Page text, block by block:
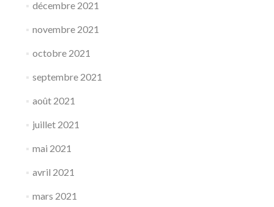
décembre 2021
novembre 2021
octobre 2021
septembre 2021
août 2021
juillet 2021
mai 2021
avril 2021
mars 2021